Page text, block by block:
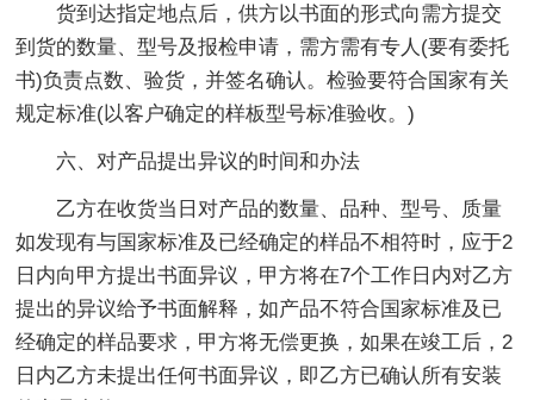
货到达指定地点后，供方以书面的形式向需方提交
到货的数量、型号及报检申请，需方需有专人(要有委托
书)负责点数、验货，并签名确认。检验要符合国家有关
规定标准(以客户确定的样板型号标准验收。)
六、对产品提出异议的时间和办法
乙方在收货当日对产品的数量、品种、型号、质量
如发现有与国家标准及已经确定的样品不相符时，应于2
日内向甲方提出书面异议，甲方将在7个工作日内对乙方
提出的异议给予书面解释，如产品不符合国家标准及已
经确定的样品要求，甲方将无偿更换，如果在竣工后，2
日内乙方未提出任何书面异议，即乙方已确认所有安装